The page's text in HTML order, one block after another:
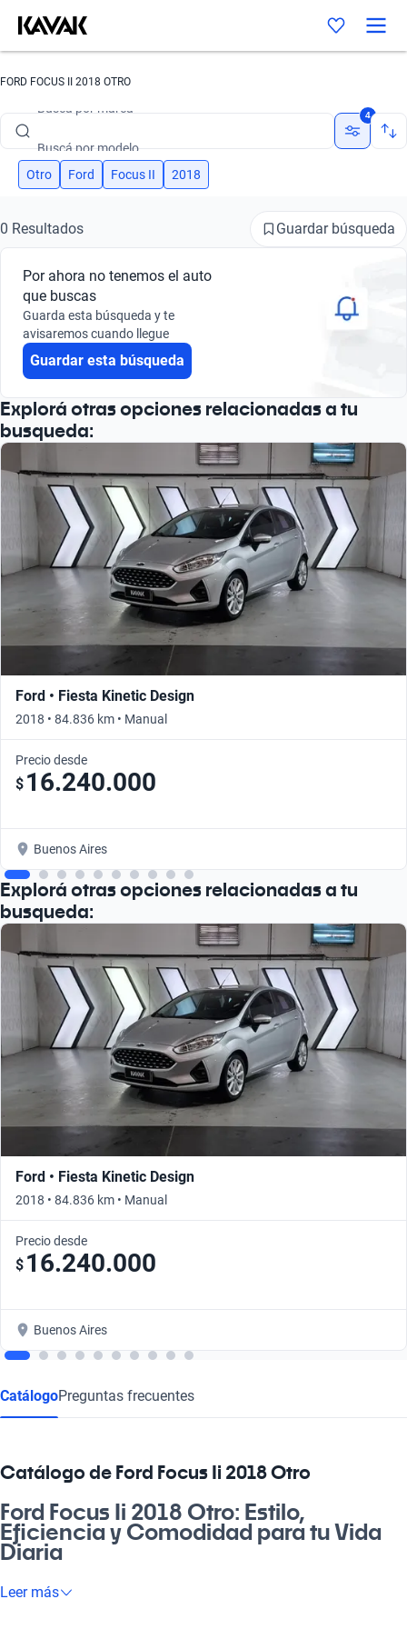
FORD FOCUS II 2018 OTRO
Buscá por versión
Buscá por marca
Buscá por modelo
Buscá por versión
4
Otro Ford Focus II 2018
0 Resultados Guardar búsqueda
Por ahora no tenemos el auto
que buscas
Guarda esta búsqueda y te
avisaremos cuando llegue
Guardar esta búsqueda
Explorá otras opciones relacionadas a tu
busqueda:
Ford • Fiesta Kinetic Design
2018 • 84.836 km • Manual
Precio desde
$ 16.240.000
Buenos Aires
Explorá otras opciones relacionadas a tu
busqueda:
Ford • Fiesta Kinetic Design
2018 • 84.836 km • Manual
Precio desde
$ 16.240.000
Buenos Aires
CatálogoPreguntas frecuentes
Catálogo de Ford Focus Ii 2018 Otro
Ford Focus Ii 2018 Otro: Estilo,
Eficiencia y Comodidad para tu Vida
Diaria
¿Buscás un vehículo que te acompañe en tus rutinas y
Leer más